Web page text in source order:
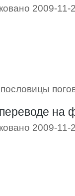
2009-11-
пословицы
на
2009-11-